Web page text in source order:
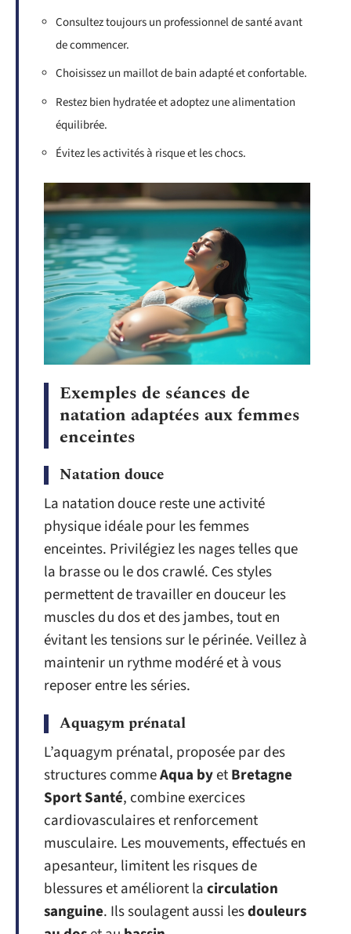
Consultez toujours un professionnel de santé avant
de commencer.
Choisissez un maillot de bain adapté et confortable.
Restez bien hydratée et adoptez une alimentation
équilibrée.
Évitez les activités à risque et les chocs.
Exemples de séances de
natation adaptées aux femmes
enceintes
Natation douce
La natation douce reste une activité
physique idéale pour les femmes
enceintes. Privilégiez les nages telles que
la brasse ou le dos crawlé. Ces styles
permettent de travailler en douceur les
muscles du dos et des jambes, tout en
évitant les tensions sur le périnée. Veillez à
maintenir un rythme modéré et à vous
reposer entre les séries.
Aquagym prénatal
L’aquagym prénatal, proposée par des
structures commeAqua byetBretagne
Sport Santé, combine exercices
cardiovasculaires et renforcement
musculaire. Les mouvements, effectués en
apesanteur, limitent les risques de
blessures et améliorent lacirculation
sanguine. Ils soulagent aussi lesdouleurs